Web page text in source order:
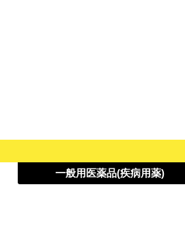
一般用医薬品(疾病用薬)